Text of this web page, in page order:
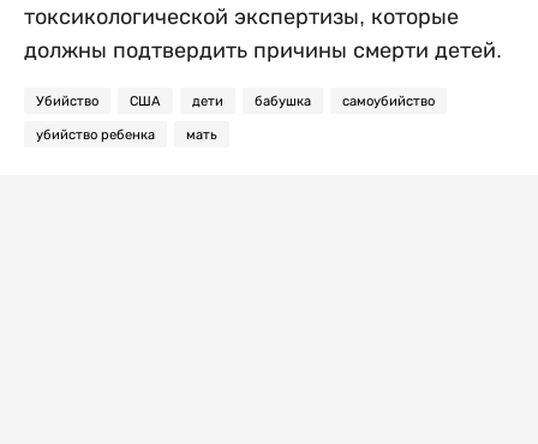
токсикологической экспертизы, которые
должны подтвердить причины смерти детей.
Убийство США дети бабушка самоубийство
убийство ребенка мать